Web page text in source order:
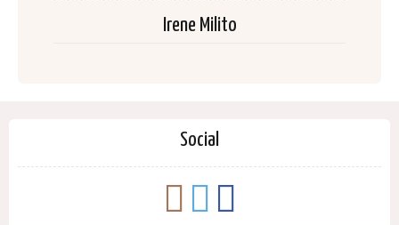
Irene Milito
Social